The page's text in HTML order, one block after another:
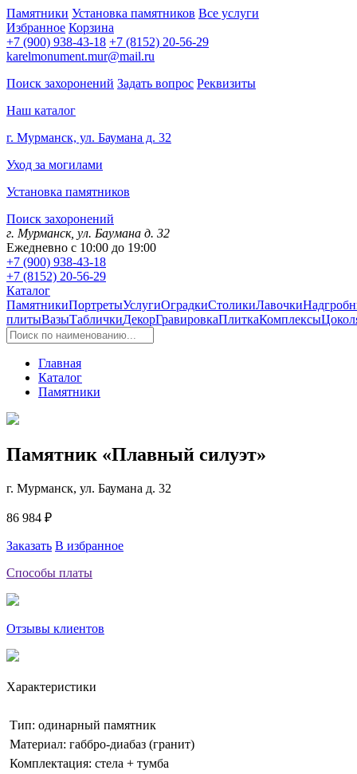
Памятники Установка памятников Все услуги
Избранное Корзина
+7 (900) 938-43-18 +7 (8152) 20-56-29
karelmonument.mur@mail.ru
Поиск захоронений Задать вопрос Реквизиты
Наш каталог
г. Мурманск, ул. Баумана д. 32
Уход за могилами
Установка памятников
Поиск захоронений
г. Мурманск, ул. Баумана д. 32
Ежедневно с 10:00 до 19:00
+7 (900) 938-43-18
+7 (8152) 20-56-29
Каталог
ПамятникиПортретыУслугиОградкиСтоликиЛавочки
плитыВазыТабличкиДекорГравировкаПлиткаКомплексы
Главная
Каталог
Памятники
Памятник «Плавный силуэт»
г. Мурманск, ул. Баумана д. 32
86 984 ₽
Заказать В избранное
Способы платы
Отзывы клиентов
Характеристики
Тип: одинарный памятник
Материал: габбро-диабаз (гранит)
Комплектация: стела + тумба